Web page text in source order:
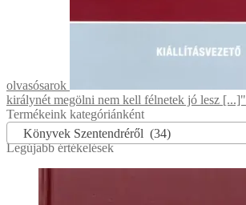
olvasósarok
királynét megölni nem kell félnetek jó lesz [...]"
Termékeink kategóriánként
Könyvek Szentendréről (34)
Legújabb értékelések